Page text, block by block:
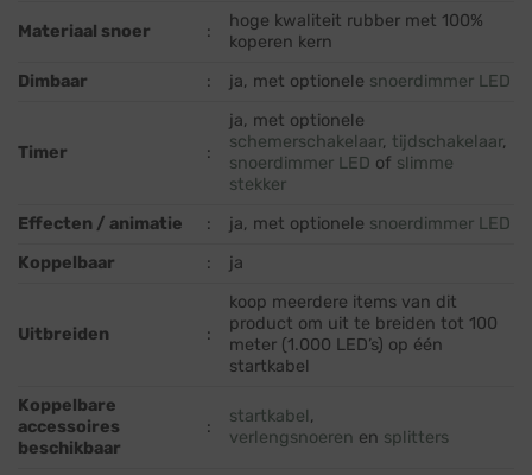
Materiaal snoer :
hoge kwaliteit rubber met 100%
koperen kern
Dimbaar
: ja, met optionele snoerdimmer LED
Timer :
ja, met optionele
schemerschakelaar, tijdschakelaar,
snoerdimmer LED of slimme
stekker
Effecten / animatie
: ja, met optionele snoerdimmer LED
Koppelbaar
: ja
Uitbreiden :
koop meerdere items van dit
product om uit te breiden tot 100
meter (1.000 LED’s) op één
startkabel
Koppelbare
accessoires
beschikbaar
:
startkabel,
verlengsnoeren en splitters